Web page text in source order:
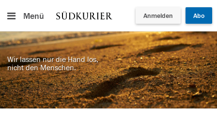
Menü Anmelden Abo
Wir lassen nur die Hand los,
nicht den Menschen.